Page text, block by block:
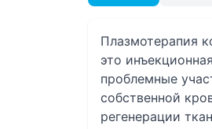
Плазмотерапия
это
проблемные
собственной
регенерации